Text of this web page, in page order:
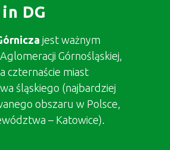
DG
jest ważnym
Górnośląskiej,
czternaście miast
śląskiego (najbardziej
obszaru w Polsce,
– Katowice).